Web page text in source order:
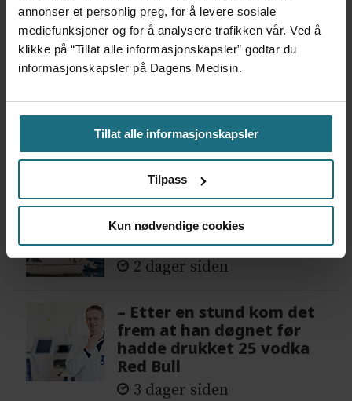
annonser et personlig preg, for å levere sosiale
mediefunksjoner og for å analysere trafikken vår. Ved å
klikke på “Tillat alle informasjonskapsler” godtar du
informasjonskapsler på Dagens Medisin.
Tillat alle informasjonskapsler
Tilpass
Kun nødvendige cookies
4 dager siden
Flytter oppgaver og
helsepersonell: – Det er
helt magisk å være
forvakt nå
4 dager siden
Var alene på vakt i tre
måneder – i en 16-fots
motorbåt
2 dager siden
– Etter en stund kom det
frem at han døgnet før
hadde drukket 25 vodka
Red Bull
3 dager siden